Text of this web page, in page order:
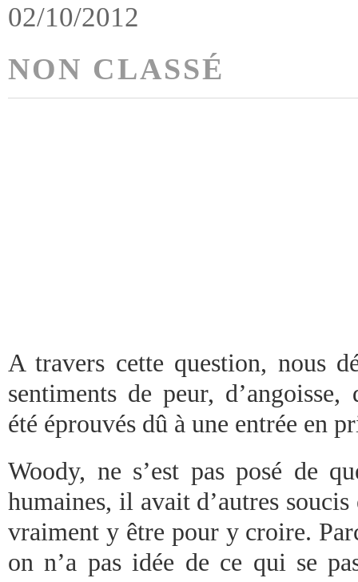
02/10/2012
NON CLASSÉ
A travers cette question, nous
sentiments de peur,
été éprouvés dû à une entrée en
Woody, ne s’est pas posé de
humaines, il avait d’autres
vraiment y être pour y croire.
on n’a pas idée de ce qui se